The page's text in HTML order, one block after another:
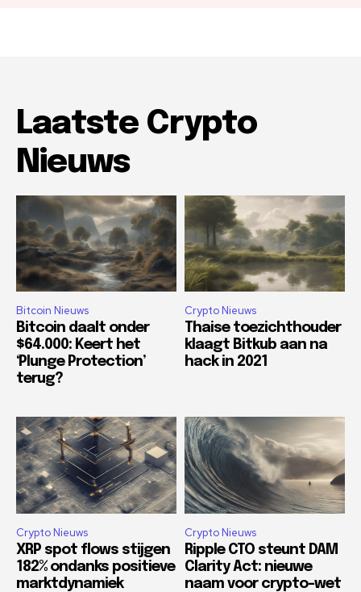
Laatste Crypto
Nieuws
Bitcoin Nieuws
Bitcoin daalt onder
$64.000: Keert het
‘Plunge Protection’
terug?
Crypto Nieuws
Thaise toezichthouder
klaagt Bitkub aan na
hack in 2021
Crypto Nieuws
XRP spot flows stijgen
182% ondanks positieve
marktdynamiek
Crypto Nieuws
Ripple CTO steunt DAM
Clarity Act: nieuwe
naam voor crypto-wet